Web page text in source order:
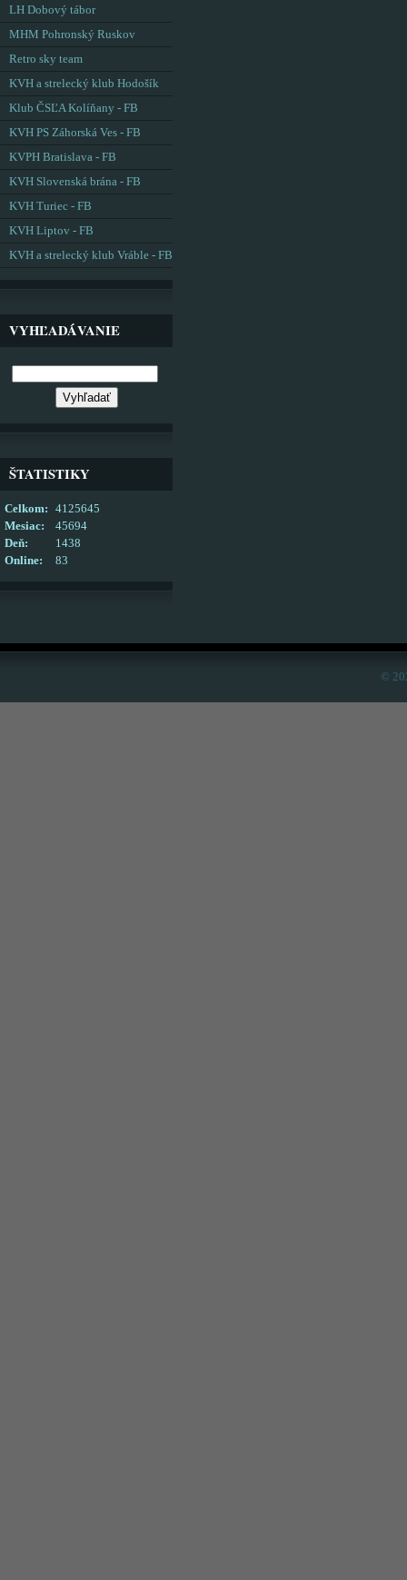
LH Dobový tábor
MHM Pohronský Ruskov
Retro sky team
KVH a strelecký klub Hodošík
Klub ČSĽA Kolíňany - FB
KVH PS Záhorská Ves - FB
KVPH Bratislava - FB
KVH Slovenská brána - FB
KVH Turiec - FB
KVH Liptov - FB
KVH a strelecký klub Vráble - FB
VYHĽADÁVANIE
ŠTATISTIKY
Online: 83
Celkom:
4125645
Mesiac:
45694
Deň:
1438
©